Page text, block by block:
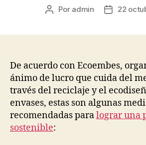
Autor
Por admin
Fecha
22
De acuerdo con Ecoembes,
ánimo de lucro que cuida del
través del reciclaje y el
envases, estas son algunas
recomendadas paralograr una
sostenible: